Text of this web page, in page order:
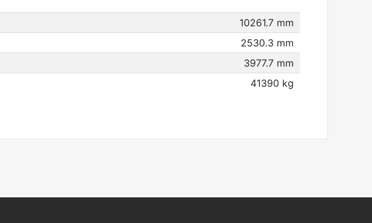
10261.7 mm
2530.3 mm
3977.7 mm
41390 kg